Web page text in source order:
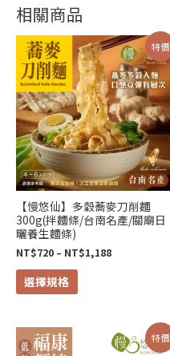
相關商品
特價
【慢悠仙】多穀蕎麥刀削麵
300g(拌麵條/台南名產/關廟日
曬養生麵條)
NT$720 – NT$1,188
價
範
圍：
NT$720
到
NT$1,188
選擇規格
此
產
品
有
多
種
式。
可
在
產
特價
價
格